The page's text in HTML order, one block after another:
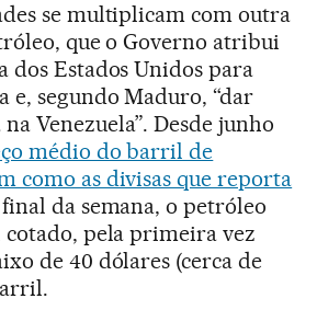
se multiplicam com outra
que o Governo atribui
dos Estados Unidos para
e, segundo Maduro, “dar
Venezuela”. Desde junho
médio do barril de
como as divisas que reporta
da semana, o petróleo
pela primeira vez
de 40 dólares (cerca de